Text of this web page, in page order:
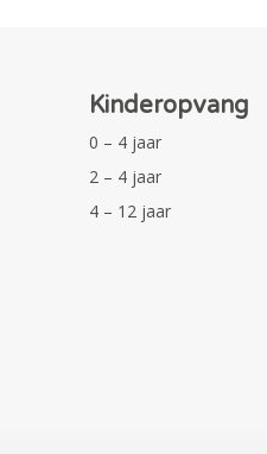
Kinderopvang
0 – 4 jaar
2 – 4 jaar
4 – 12 jaar